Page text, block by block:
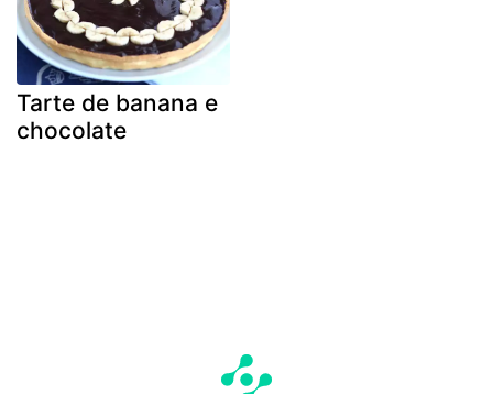
Tarte de banana e
chocolate